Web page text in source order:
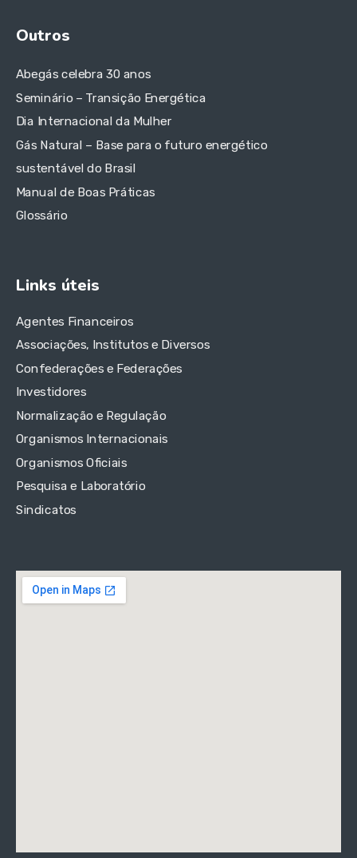
Outros
Abegás celebra 30 anos
Seminário – Transição Energética
Dia Internacional da Mulher
Gás Natural – Base para o futuro energético
sustentável do Brasil
Manual de Boas Práticas
Glossário
Links úteis
Agentes Financeiros
Associações, Institutos e Diversos
Confederações e Federações
Investidores
Normalização e Regulação
Organismos Internacionais
Organismos Oficiais
Pesquisa e Laboratório
Sindicatos